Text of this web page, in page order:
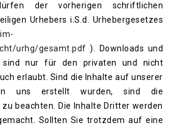
der vorherigen schriftlichen
Urhebers i.S.d. Urhebergesetzes
urhg/gesamt.pdf ). Downloads und
sind nur für den privaten und nicht
erlaubt. Sind die Inhalte auf unserer
uns erstellt wurden, sind die
beachten. Die Inhalte Dritter werden
Sollten Sie trotzdem auf eine